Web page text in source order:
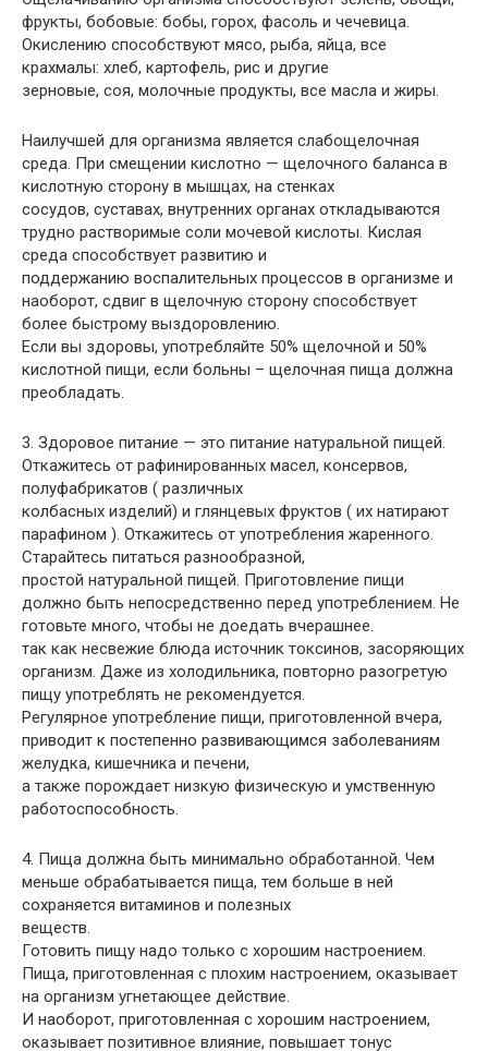
фрукты, бобовые: бобы, горох, фасоль и чечевица.
Окислению способствуют мясо, рыба, яйца, все
крахмалы: хлеб, картофель, рис и другие
зерновые, соя, молочные продукты, все масла и жиры.
Наилучшей для организма является слабощелочная
среда. При смещении кислотно — щелочного баланса в
кислотную сторону в мышцах, на стенках
сосудов, суставах, внутренних органах откладываются
трудно растворимые соли мочевой кислоты. Кислая
среда способствует развитию и
поддержанию воспалительных процессов в организме и
наоборот, сдвиг в щелочную сторону способствует
более быстрому выздоровлению.
Если вы здоровы, употребляйте 50% щелочной и 50%
кислотной пищи, если больны – щелочная пища должна
преобладать.
3. Здоровое питание — это питание натуральной пищей.
Откажитесь от рафинированных масел, консервов,
полуфабрикатов ( различных
колбасных изделий) и глянцевых фруктов ( их натирают
парафином ). Откажитесь от употребления жаренного.
Старайтесь питаться разнообразной,
простой натуральной пищей. Приготовление пищи
должно быть непосредственно перед употреблением. Не
готовьте много, чтобы не доедать вчерашнее.
так как несвежие блюда источник токсинов, засоряющих
организм. Даже из холодильника, повторно разогретую
пищу употреблять не рекомендуется.
Регулярное употребление пищи, приготовленной вчера,
приводит к постепенно развивающимся заболеваниям
желудка, кишечника и печени,
а также порождает низкую физическую и умственную
работоспособность.
4. Пища должна быть минимально обработанной. Чем
меньше обрабатывается пища, тем больше в ней
сохраняется витаминов и полезных
веществ.
Готовить пищу надо только с хорошим настроением.
Пища, приготовленная с плохим настроением, оказывает
на организм угнетающее действие.
И наоборот, приготовленная с хорошим настроением,
оказывает позитивное влияние, повышает тонус